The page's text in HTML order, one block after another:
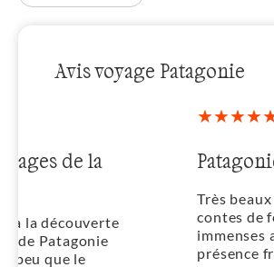
Avis voyage Patagonie
Patagonie
Très beaux paysages de
contes de fées, d'étendues
immenses aux rivages
présence fréquente de